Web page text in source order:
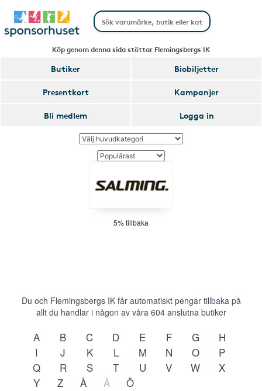
Köp genom denna sida stöttar Flemingsbergs IK
Butiker
Biobiljetter
Presentkort
Kampanjer
Bli medlem
Logga in
5% tillbaka
Du och Flemingsbergs IK får automatiskt pengar tillbaka på
allt du handlar i någon av våra 604anslutna butiker
A B C D E F G
H
I
J K L M N O
P
Q
R S T U V W
X
Y
Z Å Ä Ö